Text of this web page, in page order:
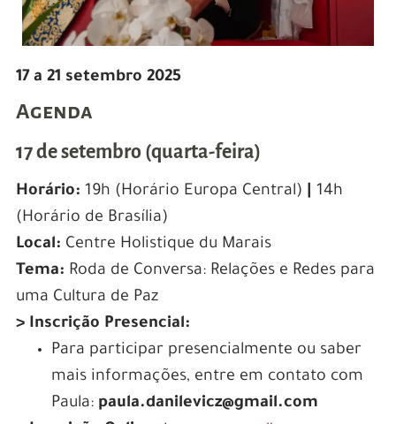
17 a 21 setembro 2025
Agenda
17 de setembro (quarta-feira)
Horário: 19h (Horário Europa Central)
14h
(Horário de Brasília)
Local: Centre Holistique du Marais
Tema: Roda de Conversa: Relações e Redes para
uma Cultura de Paz
> Inscrição Presencial:
Para participar presencialmente ou saber
mais informações, entre em contato com
Paula: paula.danilevicz@gmail.com